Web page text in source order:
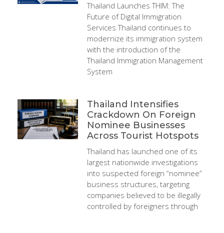
Thailand Launches THIM: The
Future of Digital Immigration
Services Thailand continues to
modernize its immigration system
with the introduction of the
Thailand Immigration Management
System
Thailand Intensifies
Crackdown On Foreign
Nominee Businesses
Across Tourist Hotspots
Thailand has launched one of its
largest nationwide investigations
into suspected foreign “nominee”
business structures, targeting
companies believed to be illegally
controlled by foreigners through